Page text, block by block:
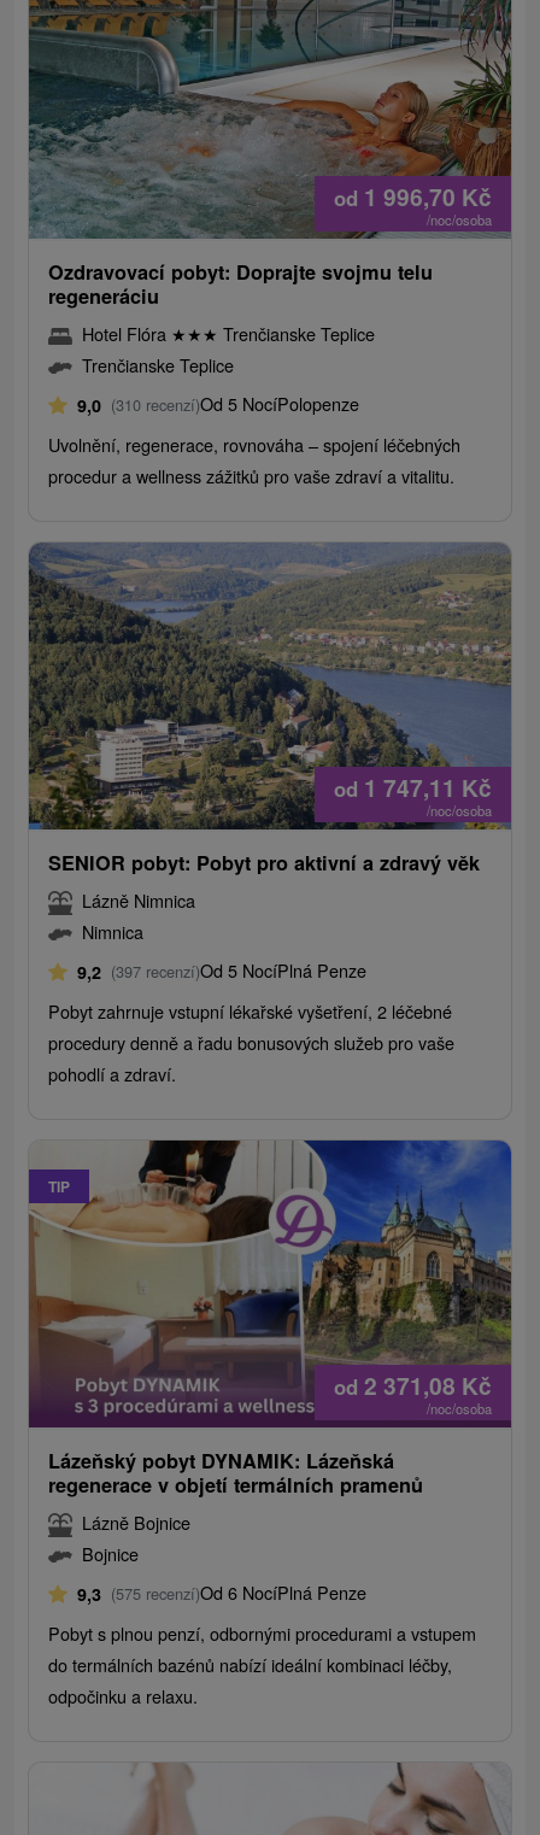
od 1 996,70 Kč
/noc/osoba
Ozdravovací pobyt: Doprajte svojmu telu
regeneráciu
Hotel Flóra ★★★ Trenčianske Teplice
Trenčianske Teplice
9,0 (310 recenzí)Od 5 NocíPolopenze
Uvolnění, regenerace, rovnováha – spojení léčebných
procedur a wellness zážitků pro vaše zdraví a vitalitu.
od 1 747,11 Kč
/noc/osoba
SENIOR pobyt: Pobyt pro aktivní a zdravý věk
Lázně Nimnica
Nimnica
9,2 (397 recenzí)Od 5 NocíPlná Penze
Pobyt zahrnuje vstupní lékařské vyšetření, 2 léčebné
procedury denně a řadu bonusových služeb pro vaše
pohodlí a zdraví.
TIP
od 2 371,08 Kč
/noc/osoba
Lázeňský pobyt DYNAMIK: Lázeňská
regenerace v objetí termálních pramenů
Lázně Bojnice
Bojnice
9,3 (575 recenzí)Od 6 NocíPlná Penze
Pobyt s plnou penzí, odbornými procedurami a vstupem
do termálních bazénů nabízí ideální kombinaci léčby,
odpočinku a relaxu.